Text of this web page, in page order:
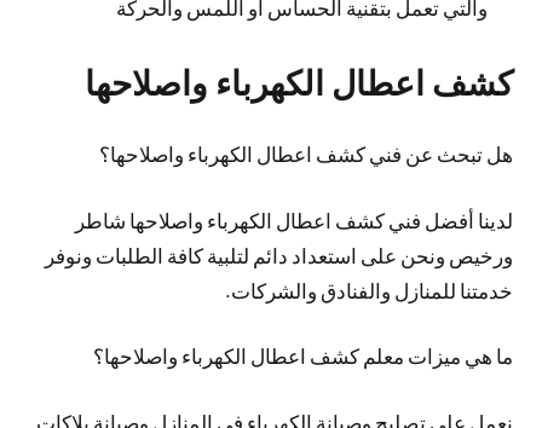
والتي تعمل بتقنية الحساس أو اللمس والحركة
كشف اعطال الكهرباء واصلاحها
هل تبحث عن فني كشف اعطال الكهرباء واصلاحها؟
لدينا أفضل فني كشف اعطال الكهرباء واصلاحها شاطر
ورخيص ونحن على استعداد دائم لتلبية كافة الطلبات ونوفر
خدمتنا للمنازل والفنادق والشركات.
ما هي ميزات معلم كشف اعطال الكهرباء واصلاحها؟
نعمل على تصليح وصيانة الكهرباء في المنازل وصيانة بلاكات